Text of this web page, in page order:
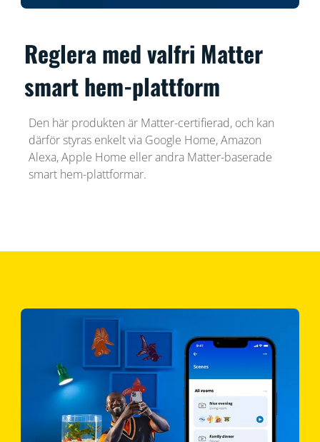
Reglera med valfri Matter
smart hem-plattform
Den här produkten är Matter-certifierad, och kan
därför styras enkelt via Google Home, Amazon
Alexa, Apple Home eller andra Matter-baserade
smart hem-plattformar.